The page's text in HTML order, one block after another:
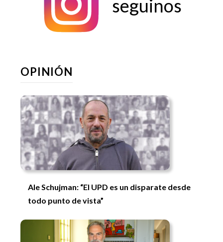
seguinos
OPINIÓN
Ale Schujman: “El UPD es un disparate desde
todo punto de vista”